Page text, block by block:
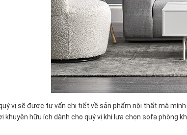
vị sẽ được tư vấn chi tiết về sản phẩm nội thất mà
khuyên hữu ích dành cho quý vị khi lựa chọn sofa phòng